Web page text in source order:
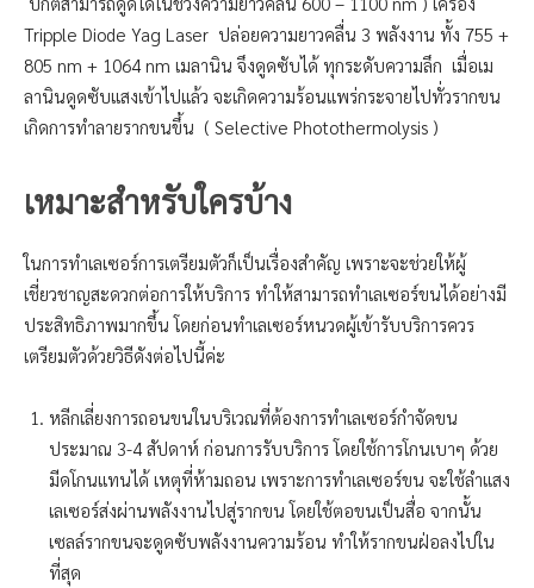
Tripple Diode Yag Laser ปล่อยความยาวคลื่น 3 พลังงาน ทั้ง 755 +
805 nm + 1064 nm เมลานิน จึงดูดซับได้ ทุกระดับความลึก เมื่อเม
ลานินดูดซับแสงเข้าไปแล้ว จะเกิดความร้อนแพร่กระจายไปทั่วรากขน
เกิดการทำลายรากขนขึ้น ( Selective Photothermolysis )
เหมาะสำหรับใครบ้าง
ในการทำเลเซอร์การเตรียมตัวก็เป็นเรื่องสำคัญ เพราะจะช่วยให้ผู้
เชี่ยวชาญสะดวกต่อการให้บริการ ทำให้สามารถทำเลเซอร์ขนได้อย่างมี
ประสิทธิภาพมากขึ้น โดยก่อนทำเลเซอร์หนวดผู้เข้ารับบริการควร
เตรียมตัวด้วยวิธีดังต่อไปนี้ค่ะ
หลีกเลี่ยงการถอนขนในบริเวณที่ต้องการทำเลเซอร์กำจัดขน
ประมาณ 3-4 สัปดาห์ ก่อนการรับบริการ โดยใช้การโกนเบาๆ ด้วย
มีดโกนแทนได้ เหตุที่ห้ามถอน เพราะการทำเลเซอร์ขน จะใช้ลำแสง
เลเซอร์ส่งผ่านพลังงานไปสู่รากขน โดยใช้ตอขนเป็นสื่อ จากนั้น
เซลล์รากขนจะดูดซับพลังงานความร้อน ทำให้รากขนฝ่อลงไปใน
ที่สุด